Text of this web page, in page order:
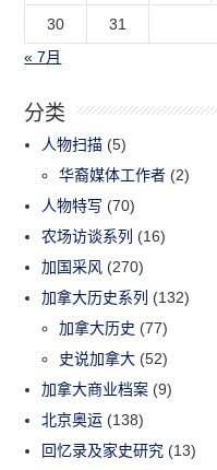
30
31
« 7月
分类
人物扫描 (5)
华裔媒体工作者 (2)
人物特写 (70)
农场访谈系列 (16)
加国采风 (270)
加拿大历史系列 (132)
加拿大历史 (77)
史说加拿大 (52)
加拿大商业档案 (9)
北京奥运 (138)
回忆录及家史研究 (13)